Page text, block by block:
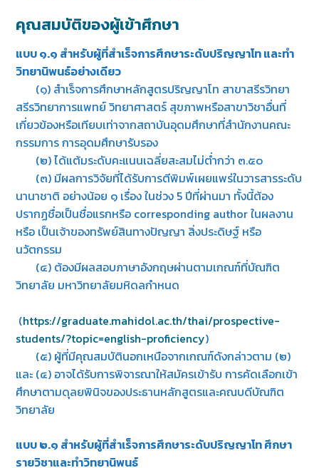
คุณสมบัติของผู้เข้าศึกษา
แบบ ๑.๑ สำหรับผู้ที่สำเร็จการศึกษาระดับปริญญาโท และทำ
วิทยานิพนธ์อย่างเดียว
(๑) สำเร็จการศึกษาหลักสูตรปริญญาโท สาขาสรีรวิทยา
สรีรวิทยาการแพทย์ วิทยาศาสตร์ สุขภาพหรือสาขาวิชาอื่นที่
เกี่ยวข้องหรือเทียบเท่าจากสถาบันอุดมศึกษาที่สำนักงานคณะ
กรรมการ การอุดมศึกษารับรอง
(๒) ได้แต้มระดับคะแนนเฉลี่ยสะสมไม่ต่ำกว่า ๓.๕๐
(๓) มีผลการวิจัยที่ได้รับการตีพิมพ์เผยแพร่ในวารสารระดับ
นานาชาติ อย่างน้อย ๑ เรื่อง ในช่วง 5 ปีที่ผ่านมา ทั้งนี้ต้อง
ปรากฏชื่อเป็นชื่อแรกหรือ corresponding author ในผลงาน
หรือ เป็นเจ้าของทรัพย์สินทางปัญญา สิ่งประดิษฐ์ หรือ
นวัตกรรม
(๔) ต้องมีผลสอบภาษาอังกฤษผ่านตามเกณฑ์ที่บัณฑิต
วิทยาลัย มหาวิทยาลัยมหิดลกำหนด
(https://graduate.mahidol.ac.th/thai/prospective-
students/?topic=english-proficiency)
(๕) ผู้ที่มีคุณสมบัตินอกเหนือจากเกณฑ์ดังกล่าวตาม (๒)
และ (๔) อาจได้รับการพิจารณาให้สมัครเข้ารับ การคัดเลือกเข้า
ศึกษาตามดุลยพินิจของประธานหลักสูตรและคณบดีบัณฑิต
วิทยาลัย
แบบ ๒.๑ สำหรับผู้ที่สำเร็จการศึกษาระดับปริญญาโท ศึกษา
รายวิชาและทำวิทยานิพนธ์